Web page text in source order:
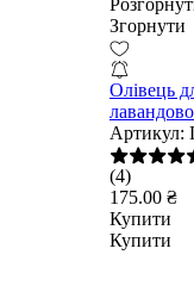
Згорнути
Олівець
Артикул:
(4)
175.00 ₴
Купити
Купити